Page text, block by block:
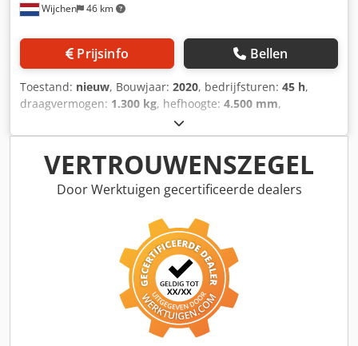
Wijchen 46 km
Prijsinfo Bellen
Toestand: nieuw, Bouwjaar: 2020, bedrijfsturen: 45 h,
draagvermogen: 1.300 kg, hefhoogte: 4.500 mm,
, masttype:
2.140 mm, Manufacturer + model:HUBTEX / GENKINGER
EGP 13/44 So Mast:3F4500 ID:24053.0388 Cat.:New
Mast:3F4500 Forks:1200/2000 mm Lowered height:2140
mm Lifting height:4500 mm Capacity:1300 kg Year:2020
SPECIAL bouw BREEDSPOOR !!! - HEFVERMOGEN 1300 KG @
1200 MM - uitgevoerd met Spreider !! - VETTER klik forks
1200 -> 2000 mm !! - PROPORTIONELE hef & daal ventielen
- met VRIJDRAGENDE lepels - GESCHIKT voor alle soorten
pallets - Breedte tussen de steunpoten 1340 MM !!
POWERSTEERINGComplete LIKE NEW !! Crodpszq T T Nefx
VERTROUWENSZEGEL
Door Werktuigen gecertificeerde dealers